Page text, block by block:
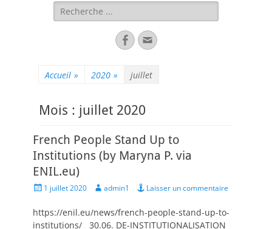
Rechercher :
FacebookAdresse
de
Accueil » 2020 » juillet
Mois : juillet 2020
French People Stand Up to
Institutions (by Maryna P. via
ENIL.eu)
Posted1 juillet 2020 Author
admin1 Laisser un commentaire
https://enil.eu/news/french-people-stand-up-to-
institutions/ 30.06. DE-INSTITUTIONALISATION